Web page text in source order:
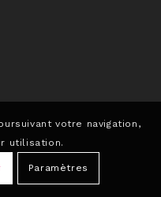
votre navigation,
utilisation.
Paramètres